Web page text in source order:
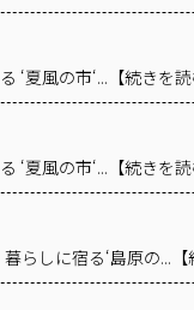
‘夏風の市‘...【続きを読
‘夏風の市‘...【続きを読
らしに宿る‘島原の...【